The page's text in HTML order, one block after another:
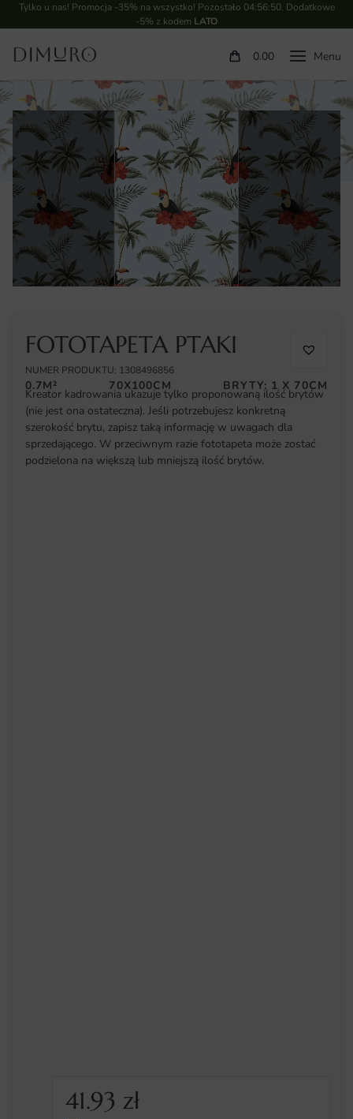
Tylko u nas! Promocja -35% na wszystko! Pozostało 04:56:50. Dodatkowe
-5% z kodem LATO
0.00
FOTOTAPETA PTAKI
NUMER PRODUKTU: 1308496856
0.7M² 70X100CM BRYTY: 1 X 70CM
Kreator kadrowania ukazuje tylko proponowaną ilość brytów
(nie jest ona ostateczna). Jeśli potrzebujesz konkretną
szerokość brytu, zapisz taką informację w uwagach dla
sprzedającego. W przeciwnym razie fototapeta może zostać
podzielona na większą lub mniejszą ilość brytów.
41.93zł